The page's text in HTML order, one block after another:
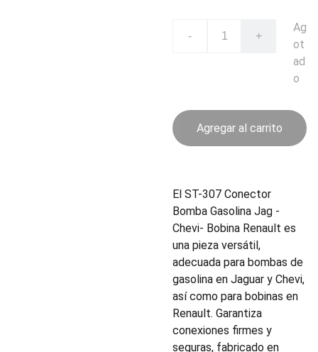
- +
Ag
ot
ad
o
Agregar al carrito
El ST-307 Conector
Bomba Gasolina Jag -
Chevi- Bobina Renault es
una pieza versátil,
adecuada para bombas de
gasolina en Jaguar y Chevi,
así como para bobinas en
Renault. Garantiza
conexiones firmes y
seguras, fabricado en